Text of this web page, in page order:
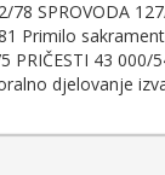
78 SPROVODA
Primilo
PRIČESTI 43 000/
djelovanje